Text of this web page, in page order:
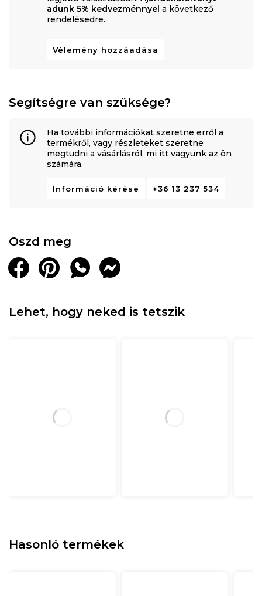
adunk 5% kedvezménnyel a következő
rendelésedre.
Vélemény hozzáadása
Segítségre van szüksége?
Ha további információkat szeretne erről a
termékről, vagy részleteket szeretne
megtudni a vásárlásról, mi itt vagyunk az ön
számára.
Információ kérése +36 13 237 534
Oszd meg
Lehet, hogy neked is tetszik
Hasonló termékek